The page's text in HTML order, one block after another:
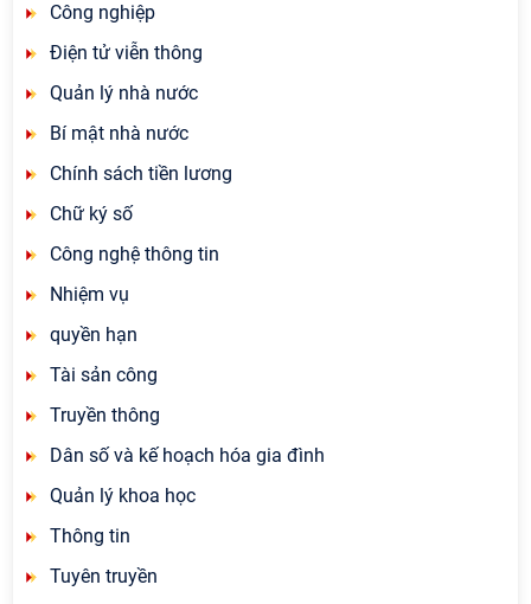
Công nghiệp
Điện tử viễn thông
Quản lý nhà nước
Bí mật nhà nước
Chính sách tiền lương
Chữ ký số
Công nghệ thông tin
Nhiệm vụ
quyền hạn
Tài sản công
Truyền thông
Dân số và kế hoạch hóa gia đình
Quản lý khoa học
Thông tin
Tuyên truyền